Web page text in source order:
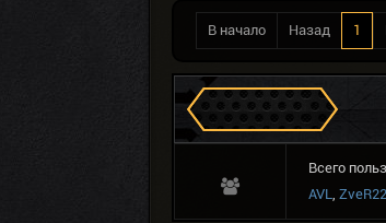
В начало Назад 1
Сталкеров в Зоне
Всего
AVL,